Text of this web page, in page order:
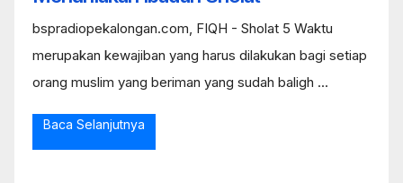
bspradiopekalongan.com, FIQH - Sholat 5 Waktu
merupakan kewajiban yang harus dilakukan bagi setiap
orang muslim yang beriman yang sudah baligh ...
Baca Selanjutnya